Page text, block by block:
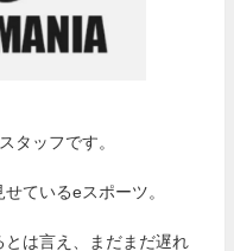
タッフです。
ているeスポーツ。
は言え、まだまだ遅れ